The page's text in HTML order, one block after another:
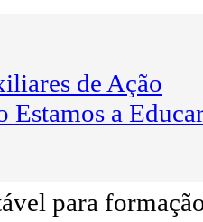
de Ação
Estamos a
para